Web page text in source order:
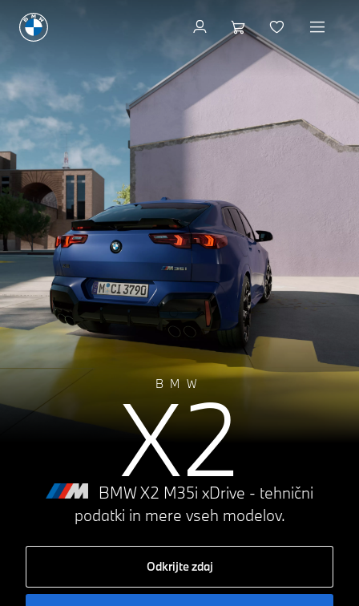
BMW
X2
BMW X2 M35i xDrive - tehnični
podatki in mere vseh modelov.
Odkrijte zdaj